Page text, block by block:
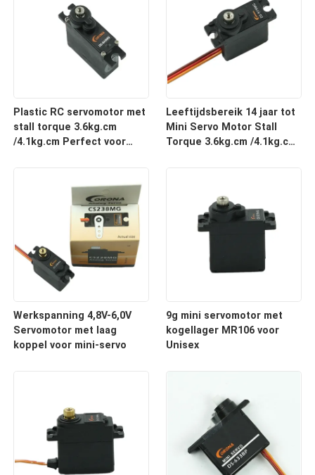
Plastic RC servomotor met
stall torque 3.6kg.cm
/4.1kg.cm Perfect voor
Leeftijdsbereik 14 jaar tot
Mini Servo Motor Stall
Torque 3.6kg.cm /4.1kg.cm
Werkspanning 4,8V-6,0V
Servomotor met laag
koppel voor mini-servo
9g mini servomotor met
kogellager MR106 voor
Unisex